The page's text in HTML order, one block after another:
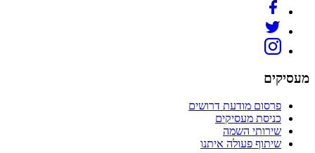
מעסיקים
פרסום מודעת דרושים
כניסת מעסיקים
שירותי השמה
שיתוף פעולה איתנו